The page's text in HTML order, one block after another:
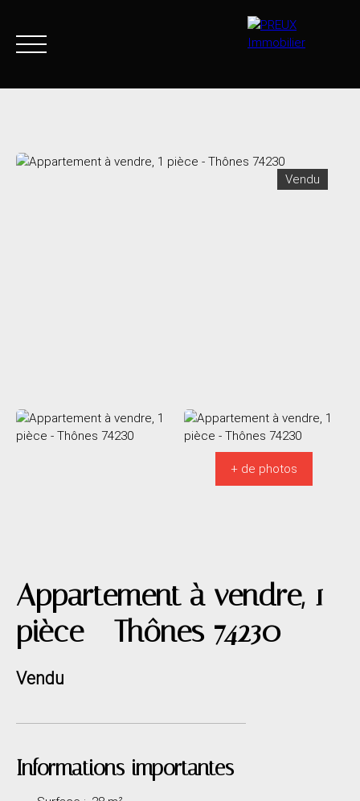
Vendu
+ de photos
Appartement à vendre, 1
pièce - Thônes 74230
Vendu
Informations importantes